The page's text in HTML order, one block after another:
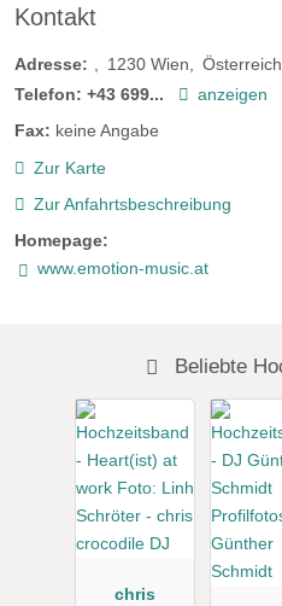
Kontakt
Adresse: 1230 Wien
Österreich
Telefon: +43 699...
anzeigen
Fax: keine Angabe
Zur Karte
Zur Anfahrtsbeschreibung
Homepage:
www.emotion-music.at
Beliebte
chris